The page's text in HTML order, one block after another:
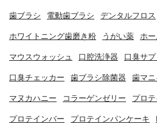
歯ブラシ 電動歯ブラシ デンタルフロス
ホワイトニング歯磨き粉 うがい薬 ホ
マウスウォッシュ 口腔洗浄器 口臭サプ
口臭チェッカー 歯ブラシ除菌器 歯マ
マヌカハニー コラーゲンゼリー プロ
プロテインバー プロテインパンケーキ